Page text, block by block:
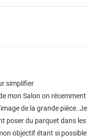
simplifier
mon Salon on récemment
de la grande pièce. Je
poser du parquet dans les
objectif étant si possible